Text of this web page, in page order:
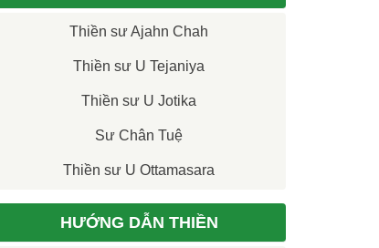
Thiền sư Ajahn Chah
Thiền sư U Tejaniya
Thiền sư U Jotika
Sư Chân Tuệ
Thiền sư U Ottamasara
HƯỚNG DẪN THIỀN